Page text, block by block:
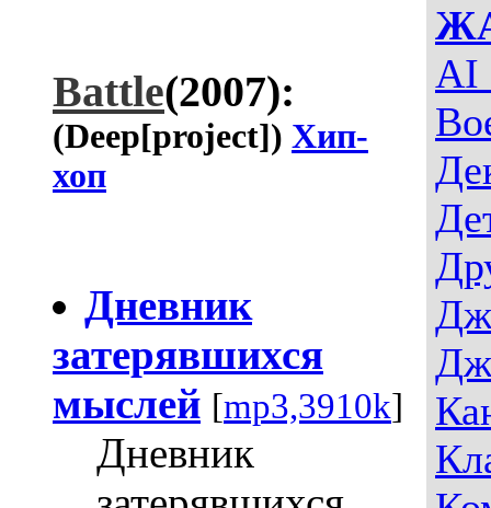
AI
Battle(2007):
(Deep[project]) Хип-
хоп
Дневник
затерявшихся
мыслей [mp3,3910k]
Дневник